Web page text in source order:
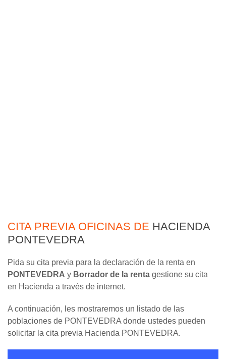
CITA PREVIA OFICINAS DE HACIENDA
PONTEVEDRA
Pida su cita previa para la declaración de la renta en
PONTEVEDRA y Borrador de la renta gestione su cita
en Hacienda a través de internet.
A continuación, les mostraremos un listado de las
poblaciones de PONTEVEDRA donde ustedes pueden
solicitar la cita previa Hacienda PONTEVEDRA.